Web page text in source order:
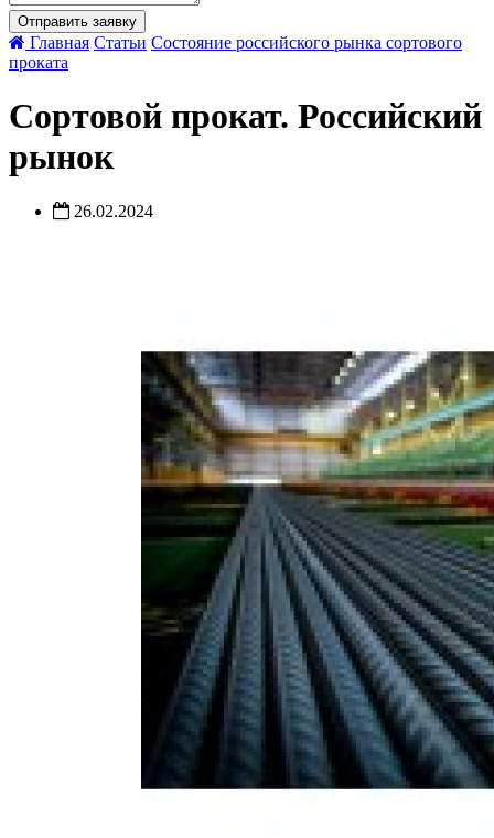
Главная Статьи Состояние российского рынка сортового
проката
Сортовой прокат. Российский
рынок
26.02.2024